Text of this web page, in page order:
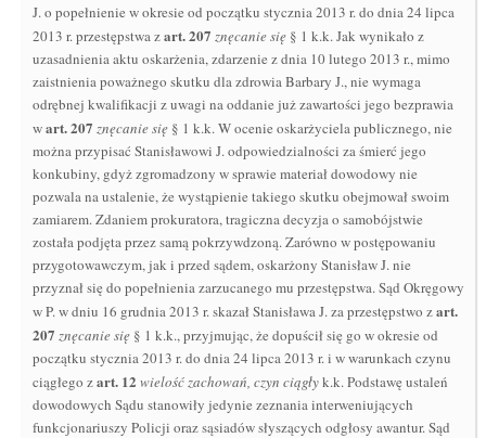
J. o popełnienie w okresie od początku stycznia 2013 r. do dnia 24 lipca
2013 r. przestępstwa zart.207 znęcanie się § 1 k.k. Jak wynikało z
uzasadnienia aktu oskarżenia, zdarzenie z dnia 10 lutego 2013 r., mimo
zaistnienia poważnego skutku dla zdrowia Barbary J., nie wymaga
odrębnej kwalifikacji z uwagi na oddanie już zawartości jego bezprawia
wart.207 znęcanie się § 1 k.k. W ocenie oskarżyciela publicznego, nie
można przypisać Stanisławowi J. odpowiedzialności za śmierć jego
konkubiny, gdyż zgromadzony w sprawie materiał dowodowy nie
pozwala na ustalenie, że wystąpienie takiego skutku obejmował swoim
zamiarem. Zdaniem prokuratora, tragiczna decyzja o samobójstwie
została podjęta przez samą pokrzywdzoną. Zarówno w postępowaniu
przygotowawczym, jak i przed sądem, oskarżony Stanisław J. nie
przyznał się do popełnienia zarzucanego mu przestępstwa. Sąd Okręgowy
w P. w dniu 16 grudnia 2013 r. skazał Stanisława J. za przestępstwo zart.
207 znęcanie się § 1 k.k., przyjmując, że dopuścił się go w okresie od
początku stycznia 2013 r. do dnia 24 lipca 2013 r. i w warunkach czynu
ciągłego zart. 12 wielość zachowań, czyn ciągłyk.k. Podstawę ustaleń
dowodowych Sądu stanowiły jedynie zeznania interweniujących
funkcjonariuszy Policji oraz sąsiadów słyszących odgłosy awantur. Sąd